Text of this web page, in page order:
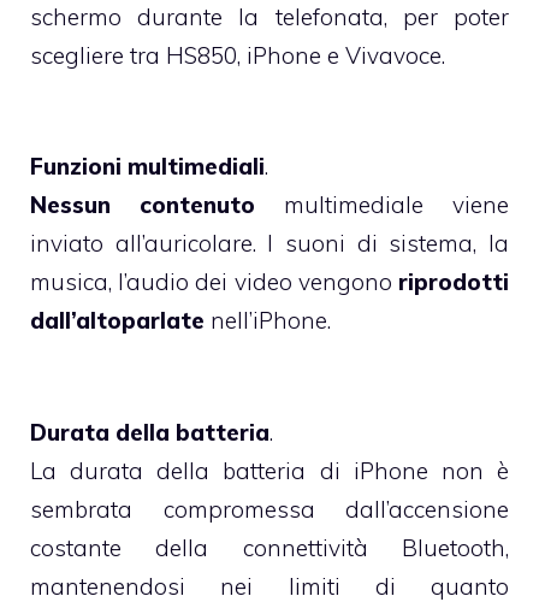
schermo durante la telefonata, per poter
scegliere tra HS850, iPhone e Vivavoce.
Funzioni multimediali.
Nessun contenuto multimediale viene
inviato all’auricolare. I suoni di sistema, la
musica, l’audio dei video vengono riprodotti
dall’altoparlate nell’iPhone.
Durata della batteria.
La durata della batteria di iPhone non è
sembrata compromessa dall’accensione
costante della connettività Bluetooth,
mantenendosi nei limiti di quanto